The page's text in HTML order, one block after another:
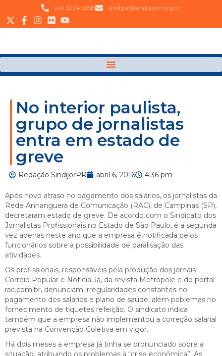
(41) 3224 9296 sindijor@sindijorpr.org.br
No interior paulista,
grupo de jornalistas
entra em estado de
greve
Redação SindijorPR abril 6, 2016 4:36 pm
Após novo atraso no pagamento dos salários, os jornalistas da
Rede Anhanguera de Comunicação (RAC), de Campinas (SP),
decretaram estado de greve. De acordo com o Sindicato dos
Jornalistas Profissionais no Estado de São Paulo, é a segunda
vez apenas neste ano que a empresa é notificada pelos
funcionários sobre a possibilidade de paralisação das
atividades.
Os profissionais, responsáveis pela produção dos jornais
Correio Popular e Notícia Já, da revista Metrópole e do portal
rac.com.br, denunciam irregularidades constantes no
pagamento dos salários e plano de saúde, além poblemas no
fornecimento de tíquetes refeição. O sindicato indica
também que a empresa não implementou a correção salarial
prevista na Convenção Coletiva em vigor.
Há dois meses a empresa já tinha se pronunciado sobre a
situação, atribuindo os problemas à “crise econômica”. As